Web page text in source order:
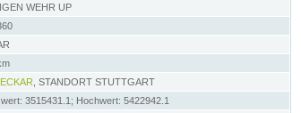
WEHR UP
, STANDORT STUTTGART
3515431.1; Hochwert: 5422942.1